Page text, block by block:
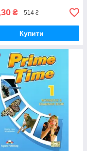
₴ 514 ₴
Купити